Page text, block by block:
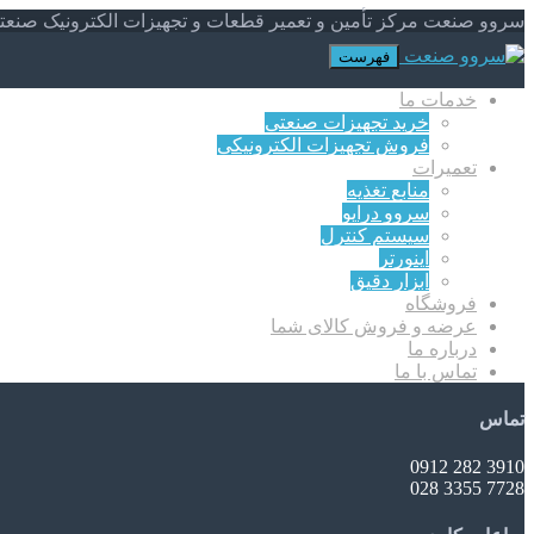
سروو صنعت مرکز تأمین و تعمیر قطعات و تجهیزات الکترونیک
فهرست
خدمات ما
خرید تجهیزات صنعتی
فروش تجهیزات الکترونیکی
تعمیرات
منابع تغذیه
سروو درایو
سیستم کنترل
اینورتر
ابزار دقیق
فروشگاه
عرضه و فروش کالای شما
درباره ما
تماس با ما
تماس
3910 282 0912
7728 3355 028